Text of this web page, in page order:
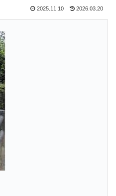
2025.11.10 2026.03.20